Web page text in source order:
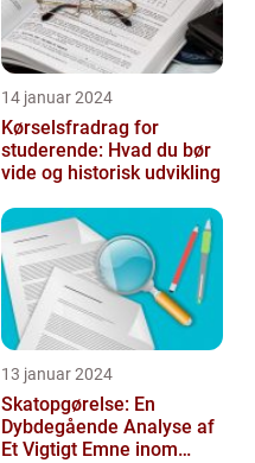
14 januar 2024
Kørselsfradrag for
studerende: Hvad du bør
vide og historisk udvikling
13 januar 2024
Skatopgørelse: En
Dybdegående Analyse af
Et Vigtigt Emne inom